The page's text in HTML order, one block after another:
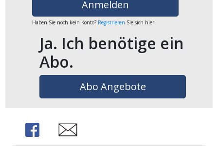
Anmelden
Haben Sie noch kein Konto? Registrieren Sie sich hier
Ja. Ich benötige ein
Abo.
Abo Angebote
Share Share